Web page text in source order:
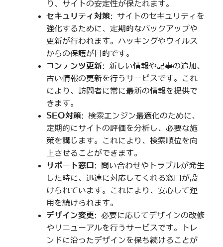
り、サイトの安定性が保たれます。
セキュリティ対策: サイトのセキュリティを
強化するために、定期的なバックアップや
更新が行われます。ハッキングやウイルス
からの保護が目的です。
コンテンツ更新: 新しい情報や記事の追加、
古い情報の更新を行うサービスです。これ
により、訪問者に常に最新の情報を提供で
きます。
SEO対策: 検索エンジン最適化のために、
定期的にサイトの評価を分析し、必要な施
策を講じます。これにより、検索順位を向
上させることができます。
サポート窓口 : 問い合わせやトラブルが発生
した時に、迅速に対応してくれる窓口が設
けられています。これにより、安心して運
用を続けられます。
デザイン変更: 必要に応じてデザインの改修
やリニューアルを行うサービスです。トレ
ンドに沿ったデザインを保ち続けることが